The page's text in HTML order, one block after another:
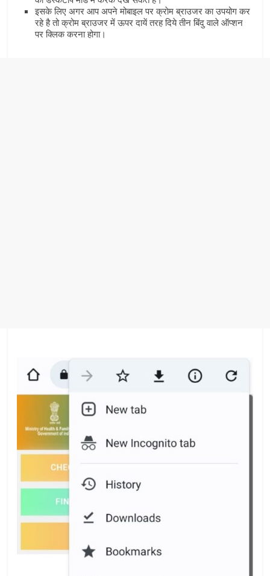
इसके लिए अगर आप अपने मोबाइल पर क्राेम ब्राउजर का उपयोग कर
रहे है तो क्रोम ब्राउजर में ऊपर दायें तरह दिये तीन बिंदु वाले ऑप्‍शन
पर क्लिक करना होगा।